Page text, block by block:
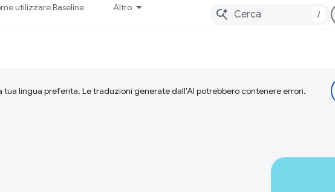
utilizzare Baseline Altro
/
lingua preferita. Le traduzioni generate dall'AI potrebbero contenere errori.